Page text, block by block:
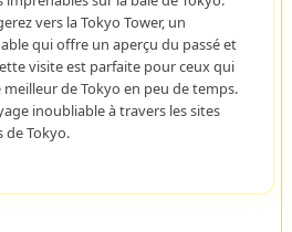
vers la Tokyo Tower, un
qui offre un aperçu du passé et
visite est parfaite pour ceux qui
de Tokyo en peu de temps.
inoubliable à travers les sites
de Tokyo.